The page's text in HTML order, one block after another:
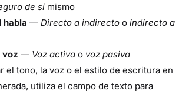
de símismo
habla — Directo a indirecto o indirecto a
voz — Voz activa o voz pasiva
el tono, la voz o el estilo de escritura en
utiliza el campo de texto para